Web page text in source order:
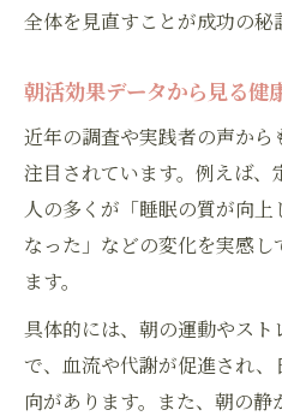
全体を見直すことが成功の秘
朝活効果データから見る健
近年の調査や実践者の声か
注目されています。例えば、
人の多くが「睡眠の質が向上
なった」などの変化を実感
ます。
具体的には、朝の運動やスト
で、血流や代謝が促進され
向があります。また、朝の